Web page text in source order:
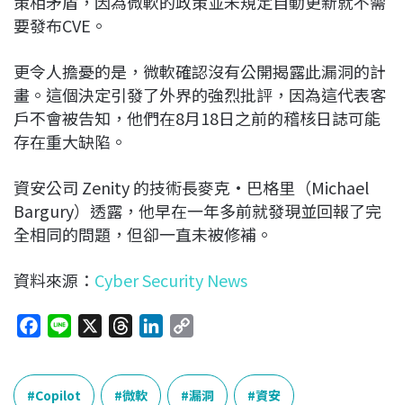
要發布CVE。
更令人擔憂的是，微軟確認沒有公開揭露此漏洞的計
畫。這個決定引發了外界的強烈批評，因為這代表客
戶不會被告知，他們在8月18日之前的稽核日誌可能
存在重大缺陷。
資安公司 Zenity 的技術長麥克·巴格里（Michael
Bargury）透露，他早在一年多前就發現並回報了完
全相同的問題，但卻一直未被修補。
資料來源： Cyber Security News
c
e
n
e
r
e
k
p
y
Copilot 微軟 漏洞 資安